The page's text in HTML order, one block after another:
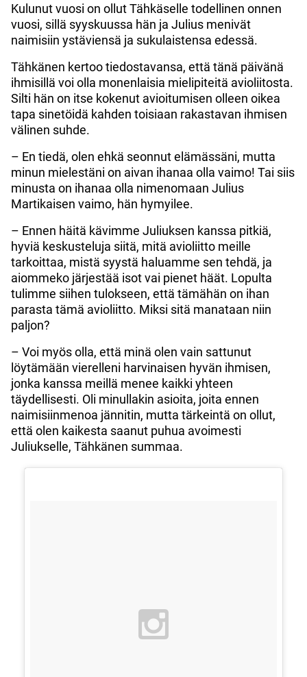
Kulunut vuosi on ollut Tähkäselle todellinen onnen
vuosi, sillä syyskuussa hän ja Julius menivät
naimisiin ystäviensä ja sukulaistensa edessä.
Tähkänen kertoo tiedostavansa, että tänä päivänä
ihmisillä voi olla monenlaisia mielipiteitä avioliitosta.
Silti hän on itse kokenut avioitumisen olleen oikea
tapa sinetöidä kahden toisiaan rakastavan ihmisen
välinen suhde.
– En tiedä, olen ehkä seonnut elämässäni, mutta
minun mielestäni on aivan ihanaa olla vaimo! Tai siis
minusta on ihanaa olla nimenomaan Julius
Martikaisen vaimo, hän hymyilee.
– Ennen häitä kävimme Juliuksen kanssa pitkiä,
hyviä keskusteluja siitä, mitä avioliitto meille
tarkoittaa, mistä syystä haluamme sen tehdä, ja
aiommeko järjestää isot vai pienet häät. Lopulta
tulimme siihen tulokseen, että tämähän on ihan
parasta tämä avioliitto. Miksi sitä manataan niin
paljon?
– Voi myös olla, että minä olen vain sattunut
löytämään vierelleni harvinaisen hyvän ihmisen,
jonka kanssa meillä menee kaikki yhteen
täydellisesti. Oli minullakin asioita, joita ennen
naimisiinmenoa jännitin, mutta tärkeintä on ollut,
että olen kaikesta saanut puhua avoimesti
Juliukselle, Tähkänen summaa.